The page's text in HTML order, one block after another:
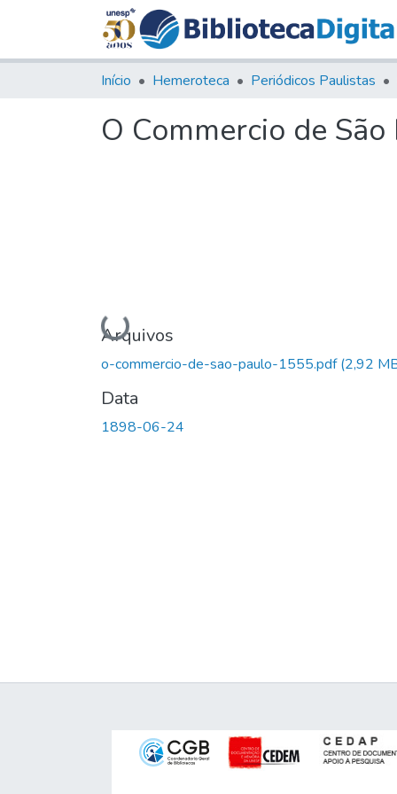
Início Hemeroteca Periódicos Paulistas
O Commercio de
Carregando...
Arquivos
o-commercio-de-sao-paulo-1555.pdf(2,92
Data
1898-06-24